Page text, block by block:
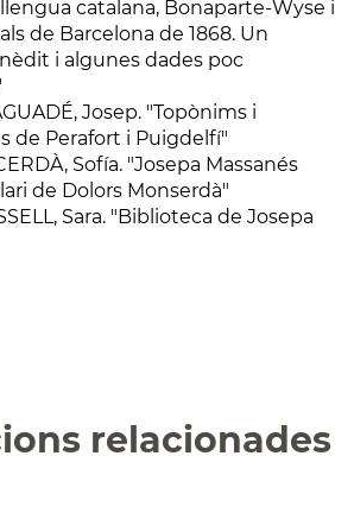
catalana, Bonaparte-Wyse i
de Barcelona de 1868. Un
i algunes dades poc
Josep. "Topònims i
de Perafort i Puigdelfí"
Sofía. "Josepa Massanés
de Dolors Monserdà"
Sara. "Biblioteca de Josepa
relacionades